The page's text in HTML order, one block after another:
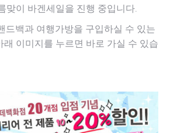
맞이 바겐세일을 진행 중입니다.
드백과 여행가방을 구입하실 수 있는
래 이미지를 누르면 바로 가실 수 있습